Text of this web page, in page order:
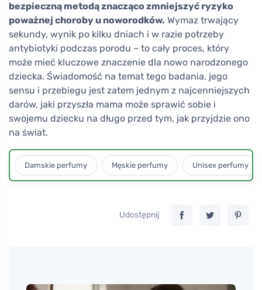
bezpieczną metodą znacząco zmniejszyć ryzyko
poważnej choroby u noworodków. Wymaz trwający
sekundy, wynik po kilku dniach i w razie potrzeby
antybiotyki podczas porodu – to cały proces, który
może mieć kluczowe znaczenie dla nowo narodzonego
dziecka. Świadomość na temat tego badania, jego
sensu i przebiegu jest zatem jednym z najcenniejszych
darów, jaki przyszła mama może sprawić sobie i
swojemu dziecku na długo przed tym, jak przyjdzie ono
na świat.
Damskie perfumy Męskie perfumy Unisex perfumy
Udostępnij